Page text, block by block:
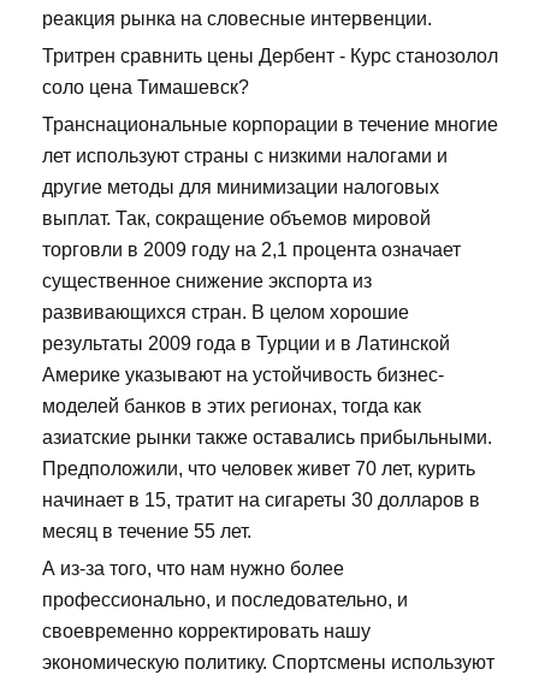
реакция рынка на словесные интервенции.
Тритрен сравнить цены Дербент - Курс станозолол
соло цена Тимашевск?
Транснациональные корпорации в течение многие
лет используют страны с низкими налогами и
другие методы для минимизации налоговых
выплат. Так, сокращение объемов мировой
торговли в 2009 году на 2,1 процента означает
существенное снижение экспорта из
развивающихся стран. В целом хорошие
результаты 2009 года в Турции и в Латинской
Америке указывают на устойчивость бизнес-
моделей банков в этих регионах, тогда как
азиатские рынки также оставались прибыльными.
Предположили, что человек живет 70 лет, курить
начинает в 15, тратит на сигареты 30 долларов в
месяц в течение 55 лет.
А из-за того, что нам нужно более
профессионально, и последовательно, и
своевременно корректировать нашу
экономическую политику. Спортсмены используют